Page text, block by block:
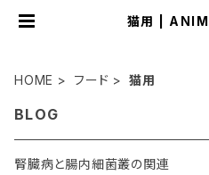
HOME フード 猫用
BLOG
腎臓病と腸内細菌叢の関連